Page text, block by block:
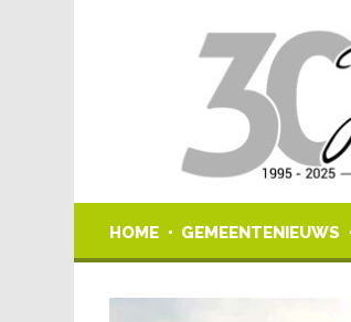
HOME GEMEENTENIEUWS